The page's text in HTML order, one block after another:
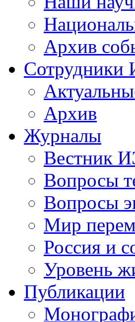
Архив
Архив
Журналы
Вестник
Вопросы
Вопросы
Мир
Россия и
Уровень
Публикации